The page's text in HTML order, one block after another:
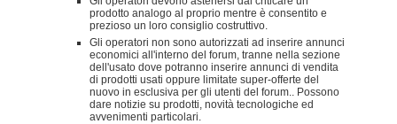
prodotto analogo al proprio mentre è consentito e
prezioso un loro consiglio costruttivo.
Gli operatori non sono autorizzati ad inserire annunci
economici all'interno del forum, tranne nella sezione
dell'usato dove potranno inserire annunci di vendita
di prodotti usati oppure limitate super-offerte del
nuovo in esclusiva per gli utenti del forum.. Possono
dare notizie su prodotti, novità tecnologiche ed
avvenimenti particolari.